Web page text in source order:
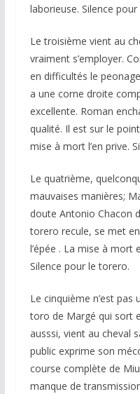
laborieuse. Silence
Le troisième vient au
vraiment s’employer.
en difficultés le
a une corne droite
excellente. Roman
qualité. Il est sur le
mise à mort l’en prive.
Le quatrième,
mauvaises manières;
doute Antonio Chacon
torero recule, se met
l’épée . La mise à mort
Silence pour le torero.
Le cinquième n’est pas
toro de Margé qui sort
ausssi, vient au cheval
public exprime son
course complète de
manque de